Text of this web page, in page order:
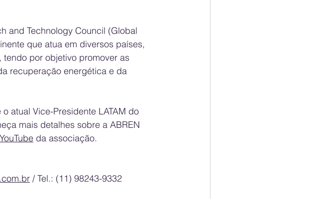
and Technology Council (Global
que atua em diversos países,
por objetivo promover as
recuperação energética e da
atual Vice-Presidente LATAM do
mais detalhes sobre a ABREN
YouTube da associação.
/ Tel.: (11) 98243-9332